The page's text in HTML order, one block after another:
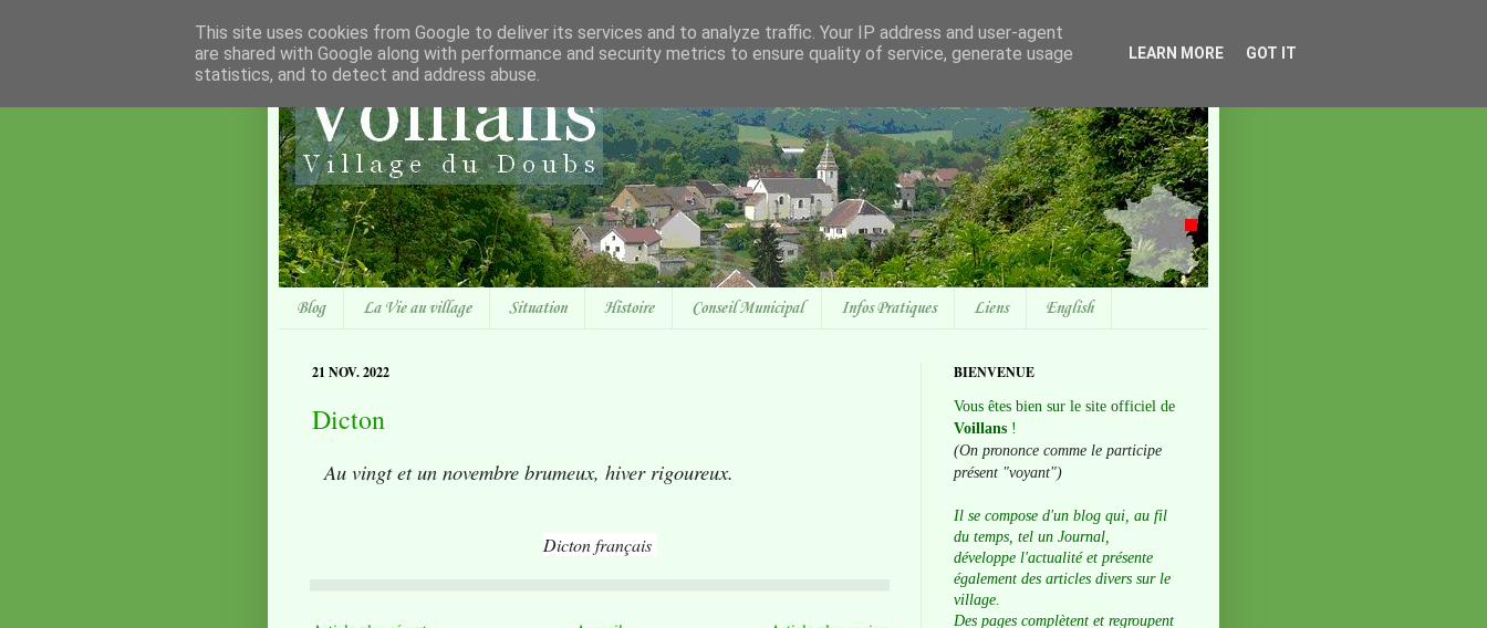
Blog La Vie au village Situation Histoire Conseil Municipal Infos Pratiques Liens English
21 NOV. 2022
Dicton
Au vingt et un novembre brumeux, hiver rigoureux.
Dicton français
BIENVENUE
Vous êtes bien sur le site officiel de
Voillans !
(On prononce comme le participe
présent "voyant")
Il se compose d'un blog qui, au fil
du temps, tel un Journal,
développe l'actualité et présente
également des articles divers sur le
village.
Des pages complètent et regroupent
This site uses cookies from Google to deliver its services and to analyze traffic. Your IP address and user-agent
are shared with Google along with performance and security metrics to ensure quality of service, generate usage
statistics, and to detect and address abuse.
LEARN MORE GOT IT